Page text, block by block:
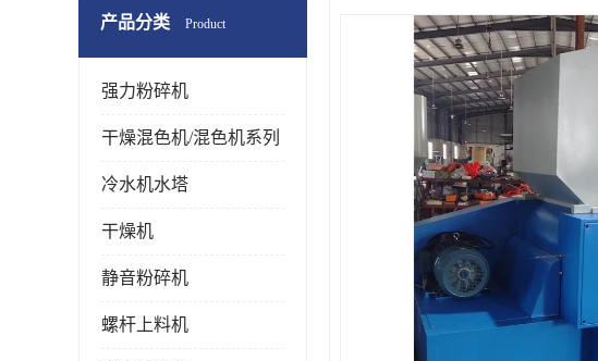
产品分类 Product
强力粉碎机
干燥混色机/混色机系列
冷水机水塔
干燥机
静音粉碎机
螺杆上料机